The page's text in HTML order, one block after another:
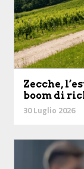
Zecche,
boom di
30 Luglio 2026